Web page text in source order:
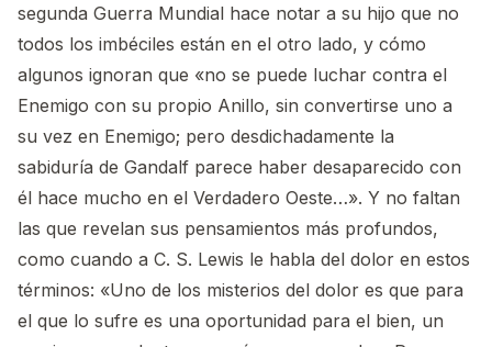
segunda Guerra Mundial hace notar a su hijo que no
todos los imbéciles están en el otro lado, y cómo
algunos ignoran que «no se puede luchar contra el
Enemigo con su propio Anillo, sin convertirse uno a
su vez en Enemigo; pero desdichadamente la
sabiduría de Gandalf parece haber desaparecido con
él hace mucho en el Verdadero Oeste…». Y no faltan
las que revelan sus pensamientos más profundos,
como cuando a C. S. Lewis le habla del dolor en estos
términos: «Uno de los misterios del dolor es que para
el que lo sufre es una oportunidad para el bien, un